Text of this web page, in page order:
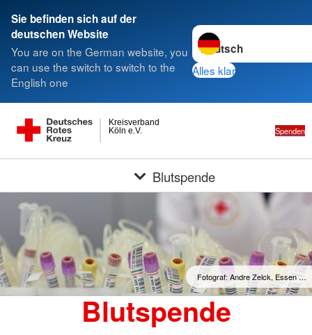
Sie befinden sich auf der
deutschen Website
You are on the German website, you
can use the switch to switch to the
English one
Sprache wechseln zu
Alles klar
Köln e.V.
Kreisverband
Spenden
Blutspende
Fotograf: Andre Zelck, Essen …
Blutspende